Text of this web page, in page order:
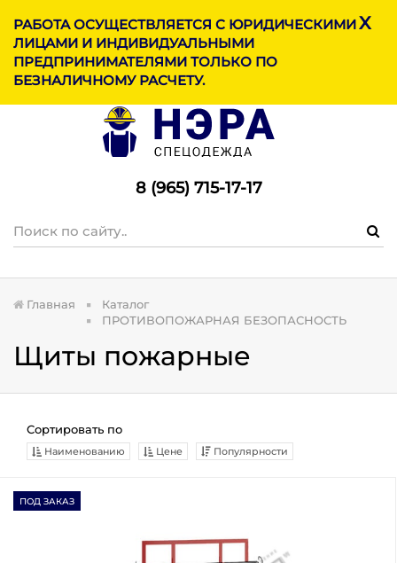
МЕНЮ
РАБОТА ОСУЩЕСТВЛЯЕТСЯ С ЮРИДИЧЕСКИМИ
ЛИЦАМИ И ИНДИВИДУАЛЬНЫМИ
ПРЕДПРИНИМАТЕЛЯМИ ТОЛЬКО ПО
БЕЗНАЛИЧНОМУ РАСЧЕТУ.
X
8 (965) 715-17-17
Главная
Каталог
ПРОТИВОПОЖАРНАЯ БЕЗОПАСНОСТЬ
Щиты пожарные
Сортировать по
Наименованию Цене Популярности
ПОД ЗАКАЗ